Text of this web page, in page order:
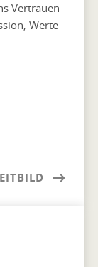
Vertrauen
Werte